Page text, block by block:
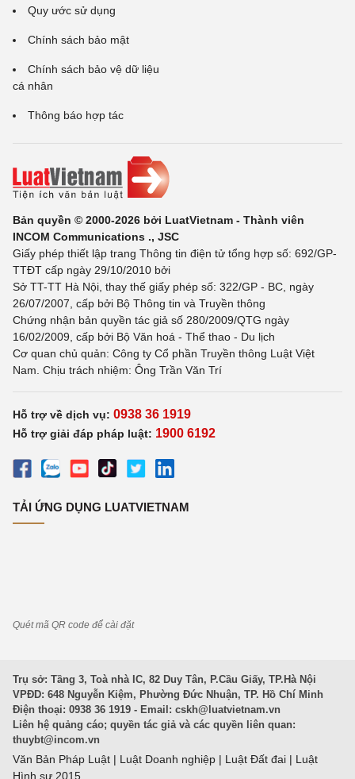
Quy ước sử dụng
Chính sách bảo mật
Chính sách bảo vệ dữ liệu
cá nhân
Thông báo hợp tác
Bản quyền © 2000-2026 bởi LuatVietnam - Thành viên
INCOM Communications ., JSC
Giấy phép thiết lập trang Thông tin điện tử tổng hợp số: 692/GP-
TTĐT cấp ngày 29/10/2010 bởi
Sở TT-TT Hà Nội, thay thế giấy phép số: 322/GP - BC, ngày
26/07/2007, cấp bởi Bộ Thông tin và Truyền thông
Chứng nhận bản quyền tác giả số 280/2009/QTG ngày
16/02/2009, cấp bởi Bộ Văn hoá - Thể thao - Du lịch
Cơ quan chủ quản: Công ty Cổ phần Truyền thông Luật Việt
Nam. Chịu trách nhiệm: Ông Trần Văn Trí
Hỗ trợ về dịch vụ: 0938 36 1919
Hỗ trợ giải đáp pháp luật: 1900 6192
TẢI ỨNG DỤNG LUATVIETNAM
Quét mã QR code để cài đặt
Trụ sở: Tầng 3, Toà nhà IC, 82 Duy Tân, P.Cầu Giấy, TP.Hà Nội
VPĐD: 648 Nguyễn Kiệm, Phường Đức Nhuận, TP. Hồ Chí Minh
Điện thoại: 0938 36 1919 - Email: cskh@luatvietnam.vn
Liên hệ quảng cáo; quyền tác giả và các quyền liên quan:
thuybt@incom.vn
Văn Bản Pháp Luật | Luật Doanh nghiệp | Luật Đất đai | Luật
Hình sự 2015